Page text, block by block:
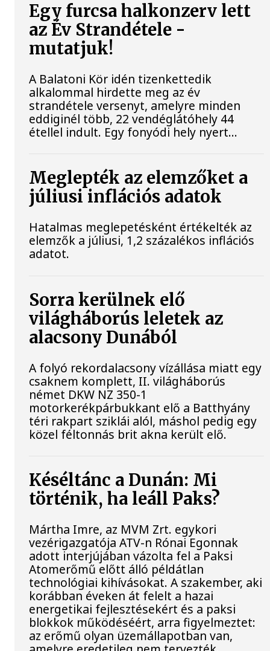
Egy furcsa halkonzerv lett
az Év Strandétele -
mutatjuk!
A Balatoni Kör idén tizenkettedik
alkalommal hirdette meg az év
strandétele versenyt, amelyre minden
eddiginél több, 22 vendéglátóhely 44
étellel indult. Egy fonyódi hely nyert...
Meglepték az elemzőket a
júliusi inflációs adatok
Hatalmas meglepetésként értékelték az
elemzők a júliusi, 1,2 százalékos inflációs
adatot.
Sorra kerülnek elő
világháborús leletek az
alacsony Dunából
A folyó rekordalacsony vízállása miatt egy
csaknem komplett, II. világháborús
német DKW NZ 350-1
motorkerékpárbukkant elő a Batthyány
téri rakpart sziklái alól, máshol pedig egy
közel féltonnás brit akna került elő.
Késéltánc a Dunán: Mi
történik, ha leáll Paks?
Mártha Imre, az MVM Zrt. egykori
vezérigazgatója ATV-n Rónai Egonnak
adott interjújában vázolta fel a Paksi
Atomerőmű előtt álló példátlan
technológiai kihívásokat. A szakember, aki
korábban éveken át felelt a hazai
energetikai fejlesztésekért és a paksi
blokkok működéséért, arra figyelmeztet:
az erőmű olyan üzemállapotban van,